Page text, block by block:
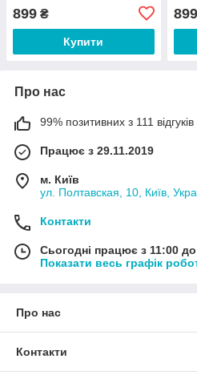
899 ₴
Купити
899
Про нас
99% позитивних з 111 відгуків
Працює з 29.11.2019
м. Київ
ул. Полтавская, 10, Київ,
Контакти
Сьогодні працює з 11:00
Показати весь графік
Про нас
Контакти